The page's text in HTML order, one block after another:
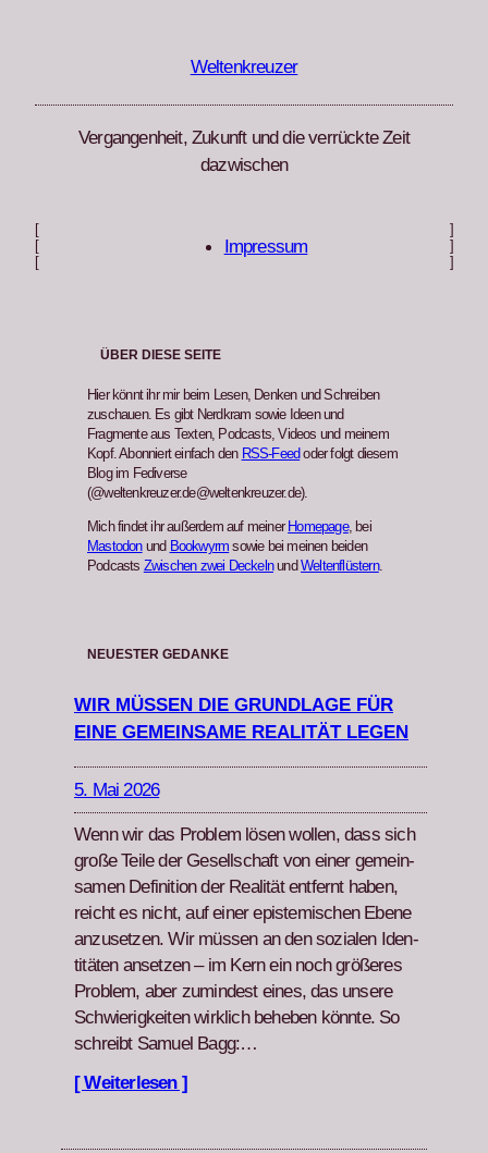
Weltenkreuzer
Vergangenheit, Zukunft und die verrückte Zeit
dazwischen
Impressum
ÜBER DIESE SEITE
Hier könnt ihr mir beim Lesen, Denken und Schreiben
zuschauen. Es gibt Nerdkram sowie Ideen und
Fragmente aus Texten, Podcasts, Videos und meinem
Kopf. Abonniert einfach den RSS-Feed oder folgt diesem
Blog im Fediverse
(@weltenkreuzer.de@weltenkreuzer.de).
Mich findet ihr außerdem auf meiner Homepage, bei
Mastodonund Bookwyrm sowie bei meinen beiden
Podcasts Zwischen zwei DeckelnundWeltenflüstern.
NEUESTER GEDANKE
WIR MÜSSEN DIE GRUNDLAGE FÜR
EINE GEMEINSAME REALITÄT LEGEN
5. Mai 2026
Wenn wir das Prob­lem lösen wollen, dass sich
große Teile der Gesellschaft von ein­er gemein­
samen Def­i­n­i­tion der Real­ität ent­fer­nt haben,
reicht es nicht, auf ein­er epis­temis­chen Ebene
anzuset­zen. Wir müssen an den sozialen Iden­
titäten anset­zen – im Kern ein noch größeres
Prob­lem, aber zumin­d­est eines, das unsere
Schwierigkeit­en wirk­lich beheben kön­nte. So
schreibt Samuel Bagg:…
[ Weiterlesen ]